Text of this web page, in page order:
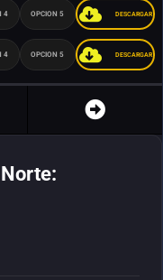
4 OPCION 5 DESCARGAR
4 OPCION 5 DESCARGAR